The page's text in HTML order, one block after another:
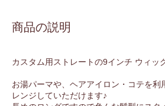
商品の説明
カスタム用ストレートの9インチ ウィッ
お湯パーマや、ヘアアイロン・コテを利
レンジしていただけます♪